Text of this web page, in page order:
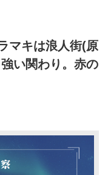
マキは浪人街(原
い関わり。赤の